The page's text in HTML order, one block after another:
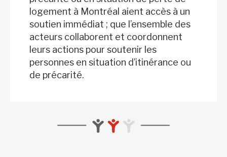
logement à Montréal aient accès à un
soutien immédiat ; que l’ensemble des
acteurs collaborent et coordonnent
leurs actions pour soutenir les
personnes en situation d’itinérance ou
de précarité.